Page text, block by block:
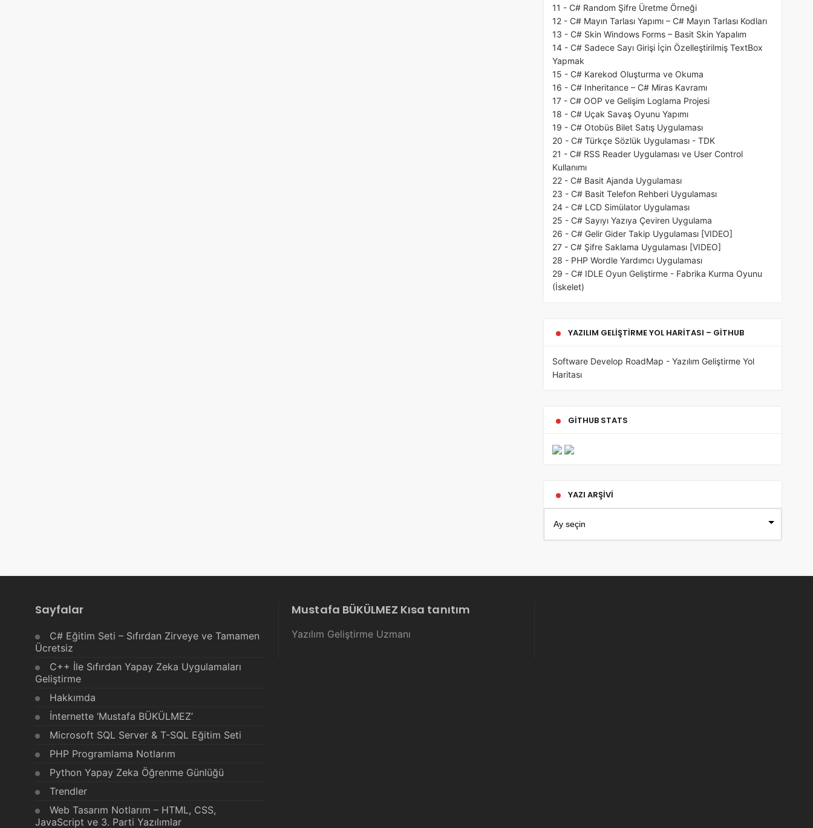
11 - C# Random Şifre Üretme Örneği
12 - C# Mayın Tarlası Yapımı – C# Mayın Tarlası Kodları
13 - C# Skin Windows Forms – Basit Skin Yapalım
14 - C# Sadece Sayı Girişi İçin Özelleştirilmiş TextBox
Yapmak
15 - C# Karekod Oluşturma ve Okuma
16 - C# Inheritance – C# Miras Kavramı
17 - C# OOP ve Gelişim Loglama Projesi
18 - C# Uçak Savaş Oyunu Yapımı
19 - C# Otobüs Bilet Satış Uygulaması
20 - C# Türkçe Sözlük Uygulaması - TDK
21 - C# RSS Reader Uygulaması ve User Control
Kullanımı
22 - C# Basit Ajanda Uygulaması
23 - C# Basit Telefon Rehberi Uygulaması
24 - C# LCD Simülator Uygulaması
25 - C# Sayıyı Yazıya Çeviren Uygulama
26 - C# Gelir Gider Takip Uygulaması [VIDEO]
27 - C# Şifre Saklama Uygulaması [VIDEO]
28 - PHP Wordle Yardımcı Uygulaması
29 - C# IDLE Oyun Geliştirme - Fabrika Kurma Oyunu
(İskelet)
YAZILIM GELIŞTIRME YOL HARITASI – GITHUB
Software Develop RoadMap - Yazılım Geliştirme Yol
Haritası
GITHUB STATS
YAZI ARŞIVI
Sayfalar
C# Eğitim Seti – Sıfırdan Zirveye ve Tamamen
Ücretsiz
C++ İle Sıfırdan Yapay Zeka Uygulamaları
Geliştirme
Hakkımda
İnternette ‘Mustafa BÜKÜLMEZ’
Microsoft SQL Server & T-SQL Eğitim Seti
PHP Programlama Notlarım
Python Yapay Zeka Öğrenme Günlüğü
Trendler
Web Tasarım Notlarım – HTML, CSS,
JavaScript ve 3. Parti Yazılımlar
Mustafa BÜKÜLMEZ Kısa tanıtım
Yazılım Geliştirme Uzmanı